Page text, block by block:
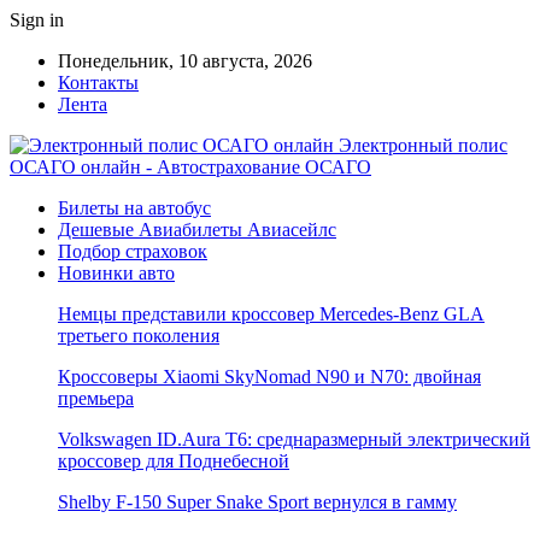
Sign in
Понедельник, 10 августа, 2026
Контакты
Лента
Электронный полис
ОСАГО онлайн - Автострахование ОСАГО
Билеты на автобус
Дешевые Авиабилеты Авиасейлс
Подбор страховок
Новинки авто
Немцы представили кроссовер Mercedes-Benz GLA
третьего поколения
Кроссоверы Xiaomi SkyNomad N90 и N70: двойная
премьера
Volkswagen ID.Aura T6: среднаразмерный электрический
кроссовер для Поднебесной
Shelby F-150 Super Snake Sport вернулся в гамму